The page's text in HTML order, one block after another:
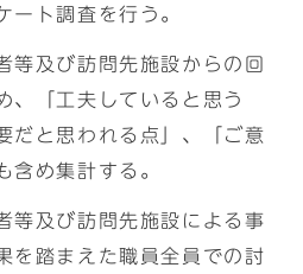
ート調査を行う。
等及び訪問先施設からの回
、「工夫していると思う
だと思われる点」、「ご意
含め集計する。
等及び訪問先施設による事
を踏まえた職員全員での討